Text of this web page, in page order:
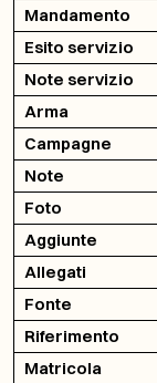
Mandamento
Esito servizio
Note servizio
Arma
Campagne
Note
Foto
Aggiunte
Allegati
Fonte
Riferimento
Matricola